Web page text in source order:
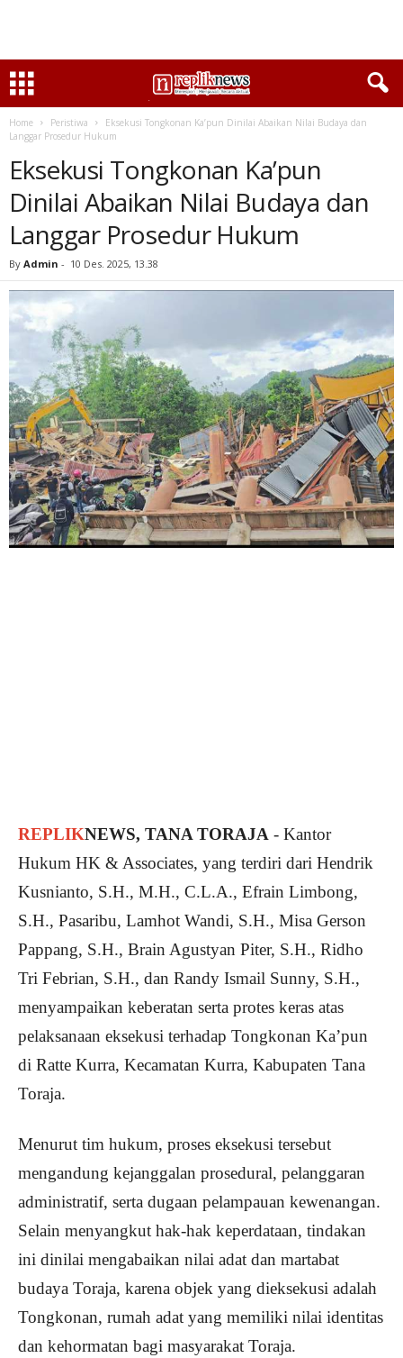
Home Peristiwa
Eksekusi Tongkonan Ka’pun Dinilai Abaikan Nilai Budaya dan
Langgar Prosedur Hukum
Eksekusi Tongkonan Ka’pun
Dinilai Abaikan Nilai Budaya dan
Langgar Prosedur Hukum
By Admin - 10 Des. 2025, 13.38
REPLIKNEWS, TANA TORAJA - Kantor
Hukum HK & Associates, yang terdiri dari Hendrik
Kusnianto, S.H., M.H., C.L.A., Efrain Limbong,
S.H., Pasaribu, Lamhot Wandi, S.H., Misa Gerson
Pappang, S.H., Brain Agustyan Piter, S.H., Ridho
Tri Febrian, S.H., dan Randy Ismail Sunny, S.H.,
menyampaikan keberatan serta protes keras atas
pelaksanaan eksekusi terhadap Tongkonan Ka’pun
di Ratte Kurra, Kecamatan Kurra, Kabupaten Tana
Toraja.
Menurut tim hukum, proses eksekusi tersebut
mengandung kejanggalan prosedural, pelanggaran
administratif, serta dugaan pelampauan kewenangan.
Selain menyangkut hak-hak keperdataan, tindakan
ini dinilai mengabaikan nilai adat dan martabat
budaya Toraja, karena objek yang dieksekusi adalah
Tongkonan, rumah adat yang memiliki nilai identitas
dan kehormatan bagi masyarakat Toraja.